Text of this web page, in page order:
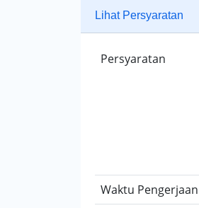
Lihat Persyaratan
Persyaratan
Waktu Pengerjaan